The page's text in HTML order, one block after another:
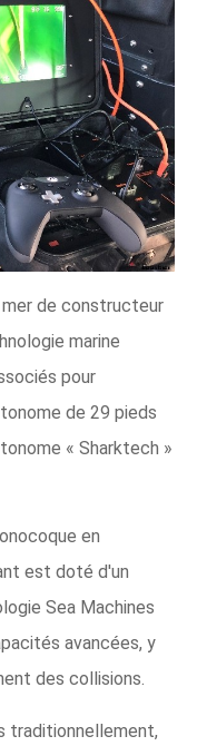
mer de constructeur
marine
pour
de 29 pieds
« ​​Sharktech »
en
est doté d'un
Sea Machines
avancées, y
des collisions.
traditionnellement,